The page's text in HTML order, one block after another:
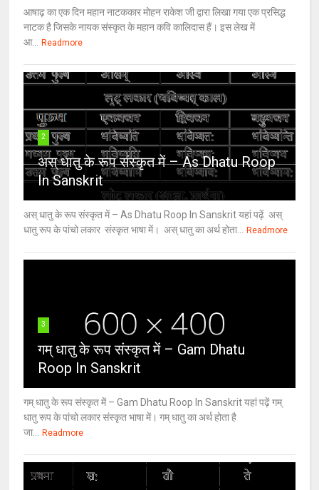
आषाढ़ का एक दिन महान नाटककार मोहन राकेश जी द्वारा लिखा गया एक प्रसिद्ध
नाटक है जिसके नायक संस्कृत के महान कवि कालिदास हैं। इस लेख में
आ... Readmore
2
अस् धातु के रूप संस्कृत में – As Dhatu Roop
In Sanskrit
अस् धातु के रूप संस्कृत में – As Dhatu Roop In Sanskrit यहां पढ़ें अस्
धातु रूप के पांचो लकार संस्कृत भाषा में। अस् धातु का अर्थ होता... Readmore
3
गम् धातु के रूप संस्कृत में – Gam Dhatu
Roop In Sanskrit
गम् धातु के रूप संस्कृत में – Gam Dhatu Roop In Sanskrit यहां पढ़ें गम्
धातु रूप के पांचो लकार संस्कृत भाषा में। गम् धातु का अर्थ होता है
जा... Readmore